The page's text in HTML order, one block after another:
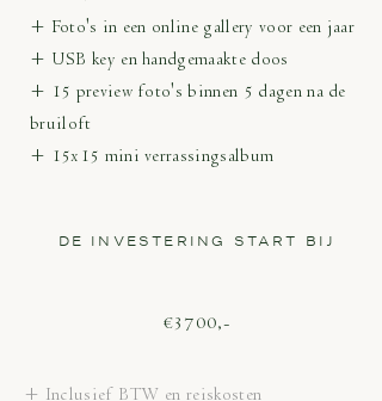
+ Foto's in een online gallery voor een jaar
+ USB key en handgemaakte doos
+ 15 preview foto's binnen 5 dagen na de
bruiloft
+ 15x15 mini verrassingsalbum
DE INVESTERING START BIJ
€3700,-
+ Inclusief BTW en reiskosten